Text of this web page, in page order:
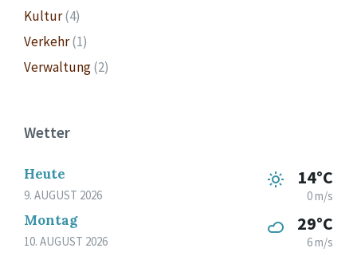
Kultur(4)
Verkehr(1)
Verwaltung(2)
Wetter
Heute
9. AUGUST 2026
14°C
0 m/s
Montag
10. AUGUST 2026
29°C
6 m/s